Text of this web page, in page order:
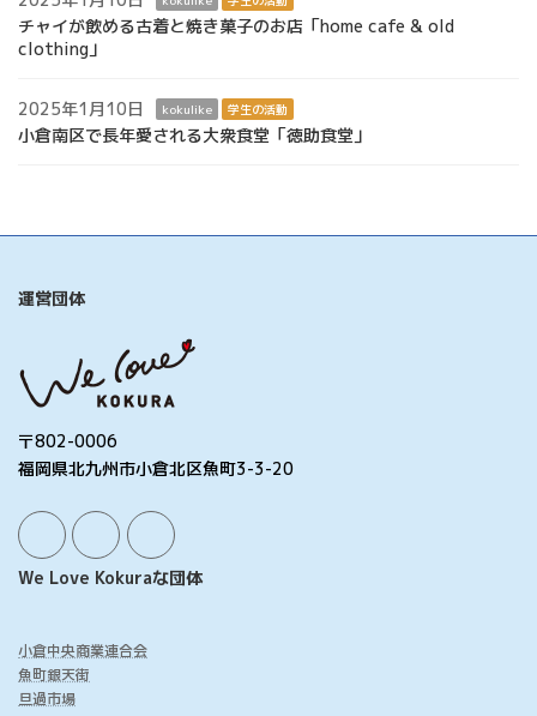
チャイが飲める古着と焼き菓子のお店「home cafe & old
clothing」
2025年1月10日 kokulike 学生の活動
小倉南区で長年愛される大衆食堂「徳助食堂」
運営団体
〒802-0006
福岡県北九州市小倉北区魚町3-3-20
We Love Kokuraな団体
小倉中央商業連合会
魚町銀天街
旦過市場